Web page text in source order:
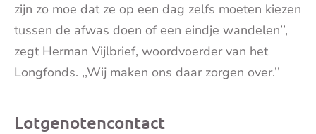
zijn zo moe dat ze op een dag zelfs moeten kiezen
tussen de afwas doen of een eindje wandelen’’,
zegt Herman Vijlbrief, woordvoerder van het
Longfonds. ,,Wij maken ons daar zorgen over.’’
Lotgenotencontact